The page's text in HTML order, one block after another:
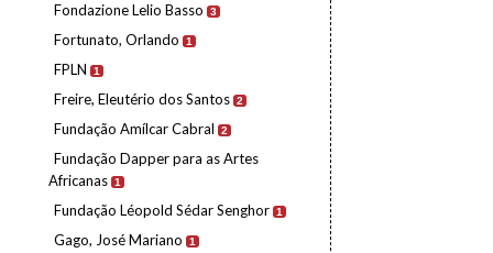
Fondazione Lelio Basso 3
Fortunato, Orlando 1
FPLN 1
Freire, Eleutério dos Santos 2
Fundação Amílcar Cabral 2
Fundação Dapper para as Artes
Africanas 1
Fundação Léopold Sédar Senghor 1
Gago, José Mariano 1